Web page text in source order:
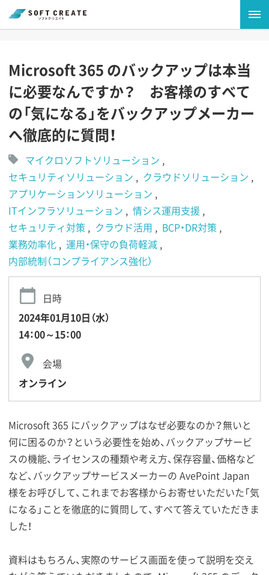
Microsoft 365 のバックアップは本当
に必要なんですか？ お客様のすべて
の「気になる」をバックアップメーカー
へ徹底的に質問！
マイクロソフトソリューション
セキュリティソリューション
クラウドソリューション
アプリケーションソリューション
ITインフラソリューション
情シス運用支援
セキュリティ対策
クラウド活用
BCP・DR対策
業務効率化
運用・保守の負荷軽減
内部統制（コンプライアンス強化）
日時
2024年01月10日（水）
14：00～15：00
会場
オンライン
Microsoft 365 にバックアップはなぜ必要なのか？無いと
何に困るのか？という必要性を始め、バックアップサービ
スの機能、ライセンスの種類や考え方、保存容量、価格など
など、バックアップサービスメーカーの AvePoint Japan
様をお呼びして、これまでお客様からお寄せいただいた「気
になる」ことを徹底的に質問して、すべて答えていただきま
した！
資料はもちろん、実際のサービス画面を使って説明を交え